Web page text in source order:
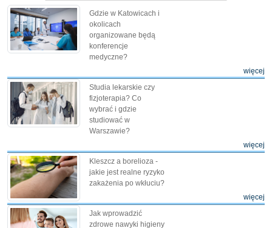
Gdzie w Katowicach i
okolicach
organizowane będą
konferencje
medyczne?
więcej
Studia lekarskie czy
fizjoterapia? Co
wybrać i gdzie
studiować w
Warszawie?
więcej
Kleszcz a borelioza -
jakie jest realne ryzyko
zakażenia po wkłuciu?
więcej
Jak wprowadzić
zdrowe nawyki higieny